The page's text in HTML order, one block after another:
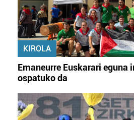
KIROLA
Emaneurre Euskarari eguna
ospatuko da